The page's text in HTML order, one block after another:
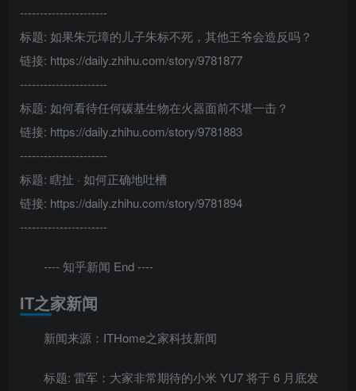
----------------------
标题: 如果朱元璋的儿子朱标不死，其他王爷会造反吗？
链接: https://daily.zhihu.com/story/9781877
----------------------
标题: 如何看待任何碳基生物在火器面前不堪一击？
链接: https://daily.zhihu.com/story/9781883
----------------------
标题: 瞎扯 · 如何正确地吐槽
链接: https://daily.zhihu.com/story/9781894
----------------------
---- 知乎新闻 End ----
IT之家新闻
新闻来源：ITHome之家科技新闻
标题: 雷军：大家非常期待的小米 YU7 将于 6 月底发